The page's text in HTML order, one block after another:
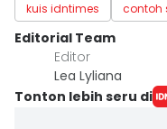
kuis idntimes
contoh
Editorial Team
Editor
Lea Lyliana
Tonton lebih seru di